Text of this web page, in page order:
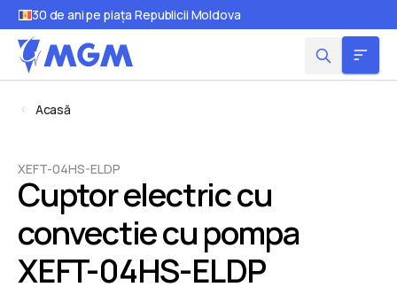
30 de ani pe piața Republicii Moldova
Acasă
XEFT-04HS-ELDP
Cuptor electric cu
convectie cu pompa
XEFT-04HS-ELDP